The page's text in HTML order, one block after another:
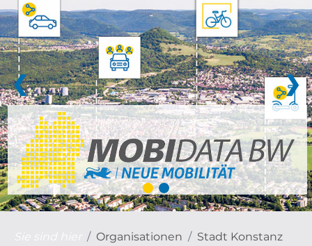
❮ ❯
Organisationen
Stadt Konstanz